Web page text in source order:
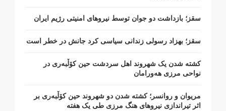
سقز؛ بازداشت دو جوان توسط نیروهای امنیتی رژیم ایران
سقز؛ بهزاد رسولی زندانی سیاسی کرد جانش در خطر است
کشتە شدن یک شهروند اهل سردشت حین کۆڵبەری در
نواحی مرزی هەورامان
مریوان و روانسر؛ کشته شدن دو شهروند حین کۆڵبەری بر
اثر تیراندازی نیروهای هنگ مرزی طی یک هفته